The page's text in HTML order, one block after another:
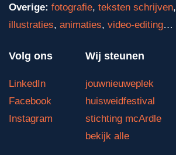
Overige: fotografie, teksten schrijven,
illustraties, animaties, video-editing…
Volg ons
LinkedIn
Facebook
Instagram
Wij steunen
jouwnieuweplek
huisweidfestival
stichting mcArdle
bekijk alle